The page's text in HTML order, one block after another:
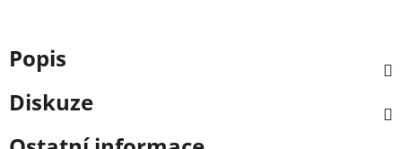
Popis
Diskuze